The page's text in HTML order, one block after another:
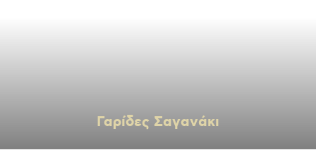
Γαρίδες Σαγανάκι